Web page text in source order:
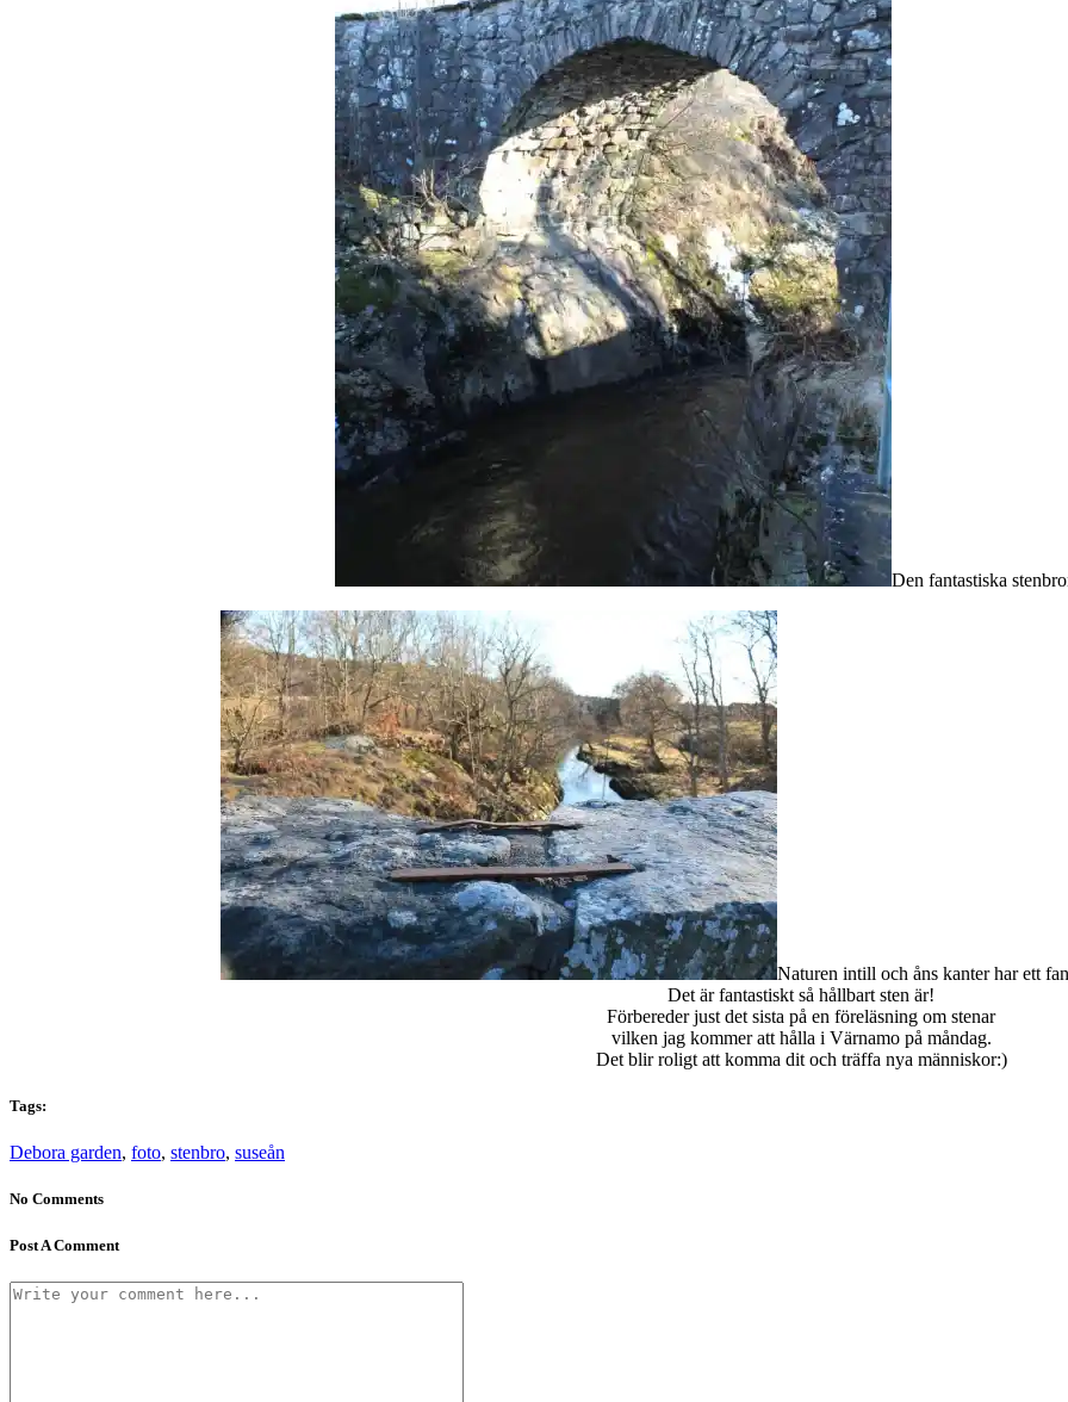
Den fantastiska
Naturen intill och åns kanter har ett
Det är fantastiskt så hållbart sten är!
Förbereder just det sista på en föreläsning om stenar
vilken jag kommer att hålla i Värnamo på måndag.
Det blir roligt att komma dit och träffa nya människor:)
Tags:
Debora garden, foto, stenbro, suseån
No Comments
Post A Comment